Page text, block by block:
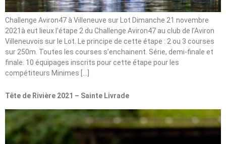
Challenge Aviron47 à Villeneuve sur Lot Dimanche 21 novembre
2021à eut lieux l’étape 2 du Challenge Aviron47 au club de l’Aviron
Villeneuvois sur le Lot. Le principe de cette étape : 2 ou 3 courses
sur 250m. Toutes les courses s’enchainent. Série, demi-finale et
finale. 10 équipages inscrits pour cette étape pour les
compétiteurs Minimes […]
Tête de Rivière 2021 – Sainte Livrade